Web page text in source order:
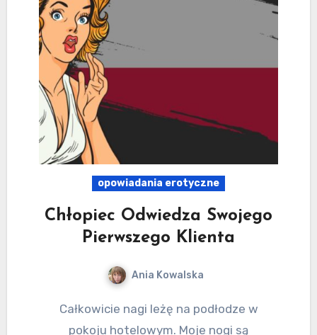
opowiadania erotyczne
Chłopiec Odwiedza Swojego
Pierwszego Klienta
Ania Kowalska
Całkowicie nagi leżę na podłodze w
pokoju hotelowym. Moje nogi są